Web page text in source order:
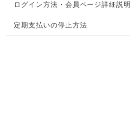
ログイン方法・会員ページ詳細説明
定期支払いの停止方法